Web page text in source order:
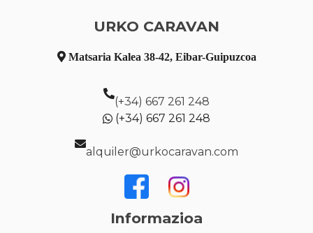
URKO CARAVAN
Matsaria Kalea 38-42, Eibar-Guipuzcoa
(+34) 667 261 248
(+34) 667 261 248
alquiler@urkocaravan.com
Informazioa